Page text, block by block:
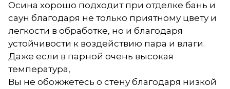
Осина хорошо подходит при отделке бань и
саун благодаря не только приятному цвету и
легкости в обработке, но и благодаря
устойчивости к воздействию пара и влаги.
Даже если в парной очень высокая
температура,
Вы не обожжетесь о стену благодаря низкой